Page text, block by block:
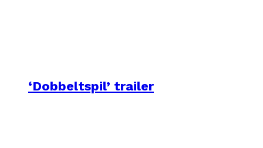
‘Dobbeltspil’ trailer